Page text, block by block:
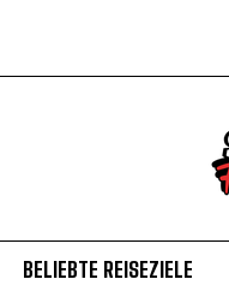
BELIEBTE REISEZIELE